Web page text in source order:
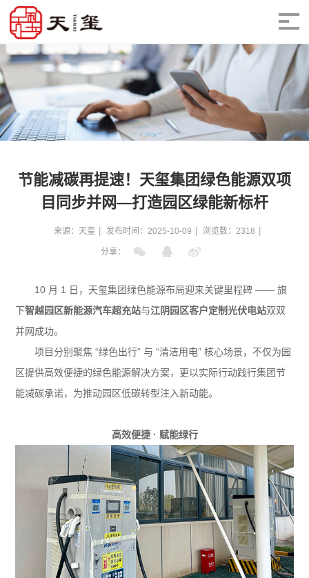
节能减碳再提速！天玺集团绿色能源双项
目同步并网—打造园区绿能新标杆
来源：天玺 发布时间：2025-10-09 浏览数：2318
分享：
10 月 1 日，天玺集团绿色能源布局迎来关键里程碑 —— 旗
下智越园区新能源汽车超充站与江阴园区客户定制光伏电站双双
并网成功。
项目分别聚焦 “绿色出行” 与 “清洁用电” 核心场景，不仅为园
区提供高效便捷的绿色能源解决方案，更以实际行动践行集团节
能减碳承诺，为推动园区低碳转型注入新动能。
高效便捷 · 赋能绿行